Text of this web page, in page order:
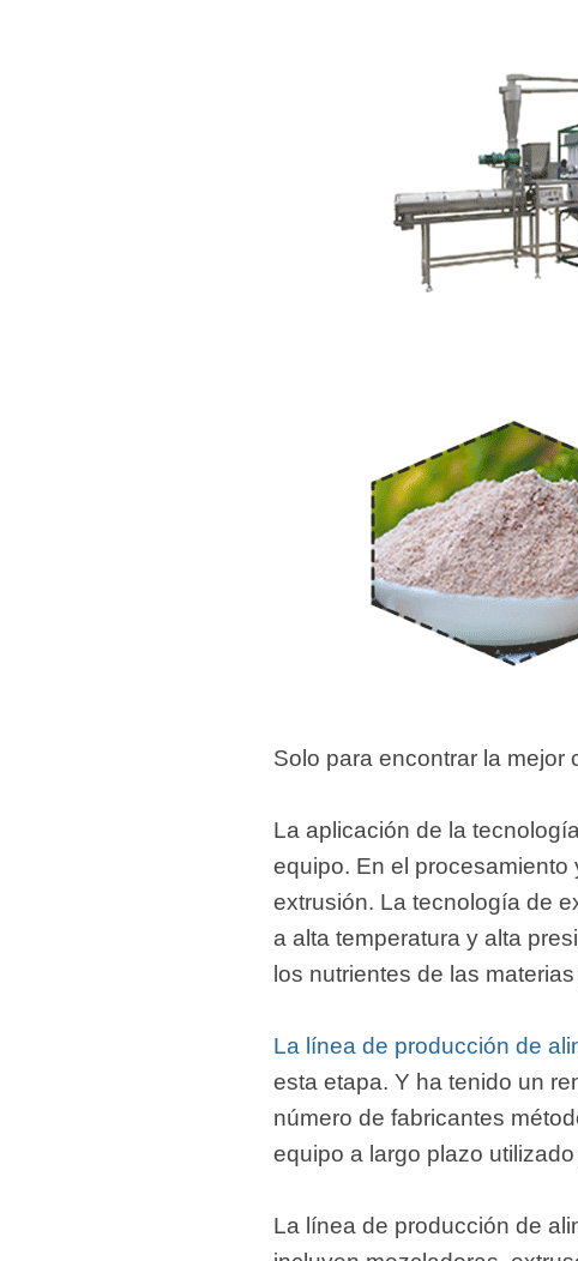
Solo para encontrar la mejor
La aplicación de la
equipo. En el
extrusión. La tecnología de
a alta temperatura y alta
los nutrientes de las
La línea de producción de
esta etapa. Y ha tenido un
número de fabricantes
equipo a largo plazo
La línea de producción de